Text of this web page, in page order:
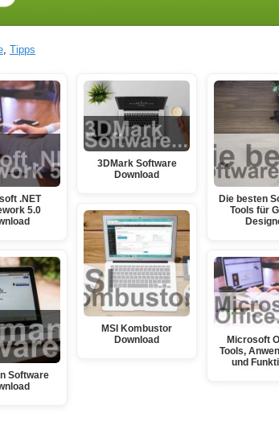
Tipps
.NET
5.0
Software
3DMark Software
Download
MSI Kombustor
Download
Die besten
Tools für
Microsoft
Tools,
und